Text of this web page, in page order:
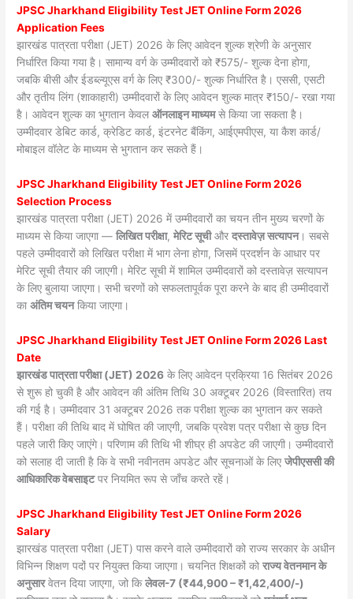
JPSC Jharkhand Eligibility Test JET Online Form 2026
Application Fees
झारखंड पात्रता परीक्षा (JET) 2026 के लिए आवेदन शुल्क श्रेणी के अनुसार
निर्धारित किया गया है। सामान्य वर्ग के उम्मीदवारों को ₹575/- शुल्क देना होगा,
जबकि बीसी और ईडब्ल्यूएस वर्ग के लिए ₹300/- शुल्क निर्धारित है। एससी, एसटी
और तृतीय लिंग (शाकाहारी) उम्मीदवारों के लिए आवेदन शुल्क मात्र ₹150/- रखा गया
है। आवेदन शुल्क का भुगतान केवलऑनलाइन माध्यमसे किया जा सकता है।
उम्मीदवार डेबिट कार्ड, क्रेडिट कार्ड, इंटरनेट बैंकिंग, आईएमपीएस, या कैश कार्ड/
मोबाइल वॉलेट के माध्यम से भुगतान कर सकते हैं।
JPSC Jharkhand Eligibility Test JET Online Form 2026
Selection Process
झारखंड पात्रता परीक्षा (JET) 2026 में उम्मीदवारों का चयन तीन मुख्य चरणों के
माध्यम से किया जाएगा —लिखित परीक्षा,मेरिट सूचीऔरदस्तावेज़ सत्यापन। सबसे
पहले उम्मीदवारों को लिखित परीक्षा में भाग लेना होगा, जिसमें प्रदर्शन के आधार पर
मेरिट सूची तैयार की जाएगी। मेरिट सूची में शामिल उम्मीदवारों को दस्तावेज़ सत्यापन
के लिए बुलाया जाएगा। सभी चरणों को सफलतापूर्वक पूरा करने के बाद ही उम्मीदवारों
काअंतिम चयनकिया जाएगा।
JPSC Jharkhand Eligibility Test JET Online Form 2026 Last
Date
झारखंड पात्रता परीक्षा (JET) 2026 के लिए आवेदन प्रक्रिया 16 सितंबर 2026
से शुरू हो चुकी है और आवेदन की अंतिम तिथि 30 अक्टूबर 2026 (विस्तारित) तय
की गई है। उम्मीदवार 31 अक्टूबर 2026 तक परीक्षा शुल्क का भुगतान कर सकते
हैं। परीक्षा की तिथि बाद में घोषित की जाएगी, जबकि प्रवेश पत्र परीक्षा से कुछ दिन
पहले जारी किए जाएंगे। परिणाम की तिथि भी शीघ्र ही अपडेट की जाएगी। उम्मीदवारों
को सलाह दी जाती है कि वे सभी नवीनतम अपडेट और सूचनाओं के लिएजेपीएससी की
आधिकारिक वेबसाइटपर नियमित रूप से जाँच करते रहें।
JPSC Jharkhand Eligibility Test JET Online Form 2026
Salary
झारखंड पात्रता परीक्षा (JET) पास करने वाले उम्मीदवारों को राज्य सरकार के अधीन
विभिन्न शिक्षण पदों पर नियुक्त किया जाएगा। चयनित शिक्षकों कोराज्य वेतनमान के
अनुसारवेतन दिया जाएगा, जो किलेवल-7 (₹44,900 – ₹1,42,400/-)